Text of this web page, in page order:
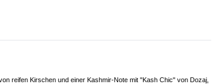
reifen Kirschen und einer Kashmir-Note mit "Kash Chic" von Dozaj,